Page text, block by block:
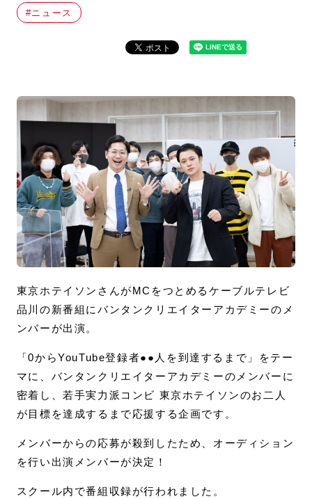
#ニュース
東京ホテイソンさんがMCをつとめるケーブルテレビ
品川の新番組にバンタンクリエイターアカデミーのメ
ンバーが出演。
「0からYouTube登録者●●人を到達するまで」をテー
マに、バンタンクリエイターアカデミーのメンバーに
密着し、若手実力派コンビ 東京ホテイソンのお二人
が目標を達成するまで応援する企画です。
メンバーからの応募が殺到したため、オーディション
を行い出演メンバーが決定！
スクール内で番組収録が行われました。